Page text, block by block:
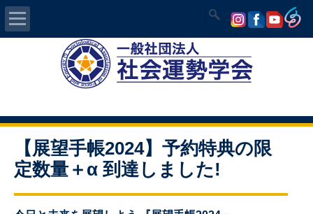
認定講師資格試験
気学/易 セミナー
講師の紹介
【展望手帳2024】予約特典の限
定数量＋α 到達しました!